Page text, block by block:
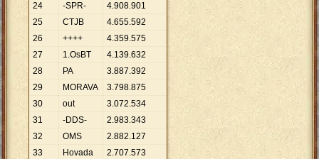
24
-SPR- 4.908.901
25
CTJB 4.655.592
26
++++ 4.359.575
27
1.OsBT 4.139.632
28
PA 3.887.392
29
MORAVA 3.798.875
30
out 3.072.534
31
-DDS- 2.983.343
32
OMS 2.882.127
33
Hovada 2.707.573